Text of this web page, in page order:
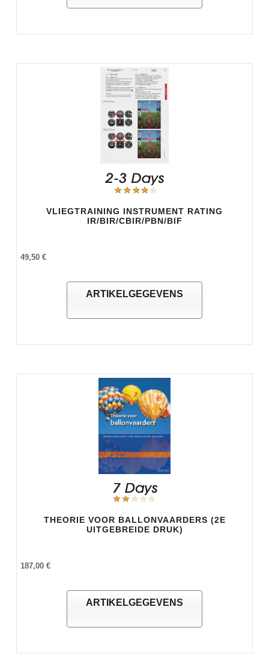
VLIEGTRAINING INSTRUMENT RATING
IR/BIR/CBIR/PBN/BIF
49,50 €
ARTIKELGEGEVENS
THEORIE VOOR BALLONVAARDERS (2E
UITGEBREIDE DRUK)
187,00 €
ARTIKELGEGEVENS